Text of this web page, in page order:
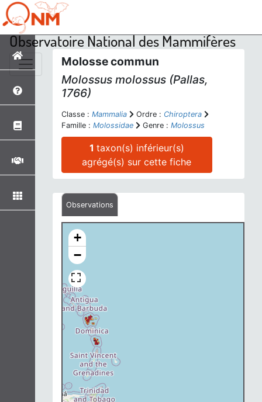
Observatoire National des Mammifères
Molosse commun
Molossus molossus (Pallas,
1766)
Classe : Mammalia Ordre : Chiroptera
Famille : Molossidae Genre : Molossus
1 taxon(s) inférieur(s)
agrégé(s) sur cette fiche
Observations
+
−